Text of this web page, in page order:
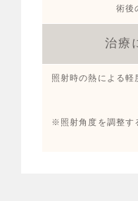
術後
治療
照射時の熱による
※照射角度を調整す